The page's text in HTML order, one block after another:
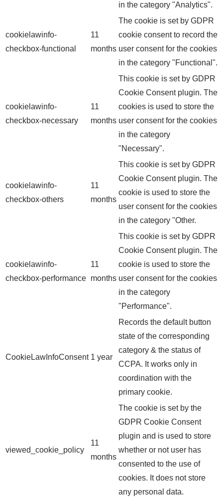
in the category "Analytics".
cookielawinfo-
checkbox-functional
11
months
The cookie is set by GDPR
cookie consent to record the
user consent for the cookies
in the category "Functional".
cookielawinfo-
checkbox-necessary
11
months
This cookie is set by GDPR
Cookie Consent plugin. The
cookies is used to store the
user consent for the cookies
in the category
"Necessary".
cookielawinfo-
checkbox-others
11
months
This cookie is set by GDPR
Cookie Consent plugin. The
cookie is used to store the
user consent for the cookies
in the category "Other.
cookielawinfo-
checkbox-performance
11
months
This cookie is set by GDPR
Cookie Consent plugin. The
cookie is used to store the
user consent for the cookies
in the category
"Performance".
CookieLawInfoConsent 1 year
Records the default button
state of the corresponding
category & the status of
CCPA. It works only in
coordination with the
primary cookie.
viewed_cookie_policy
11
months
The cookie is set by the
GDPR Cookie Consent
plugin and is used to store
whether or not user has
consented to the use of
cookies. It does not store
any personal data.